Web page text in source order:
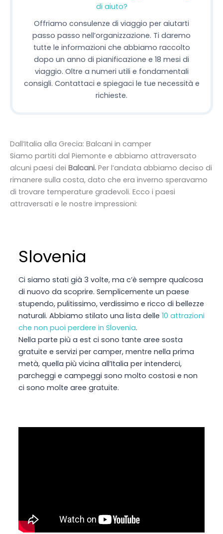
di aiuto?
Offriamo consulenze di viaggio per aiutarti
passo passo nell’organizzazione. Ti daremo
tutte le informazioni che abbiamo raccolto
dopo un anno di pianificazione e 18 mesi di
viaggio. Oltre a numeri utili e fondamentali
consigli. Contattaci e spiegaci le tue necessità e
richieste.
Dall’Italia alla Grecia: Balcani in camper
Siamo partiti dal Piemonte e abbiamo attraversato
alcuni paesi dei Balcani. Per l’andata abbiamo deciso di
rimanere sulla costa, dato che era inverno speravamo
di trovare temperature gradevoli. Ecco i paesi
attraversati e le nostre impressioni:
Slovenia
Ci siamo stati già 3 volte, ma c’è sempre qualcosa
di nuovo da scoprire. Semplicemente un paese
stupendo, pulitissimo, verdissimo e ricco di bellezze
naturali. Abbiamo stilato una lista delle 10 attrazioni
che non puoi perdere in Slovenia.
Nella parte più a est ci sono tante aree sosta
gratuite e servizi per camper, mentre nella prima
metà, quella più vicina all’Italia per intenderci,
parcheggi e campeggi sono molto costosi e non
ci sono molte aree gratuite.